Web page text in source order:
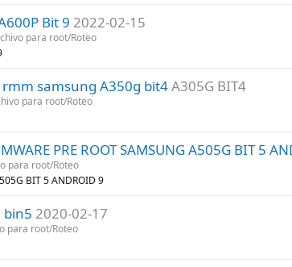
Bit 9 2022-02-15
para root/Roteo
rmm samsung A350g bit4A305G BIT4
para root/Roteo
PRE ROOT SAMSUNG A505G BIT 5
para root/Roteo
BIT 5 ANDROID 9
bin5 2020-02-17
para root/Roteo